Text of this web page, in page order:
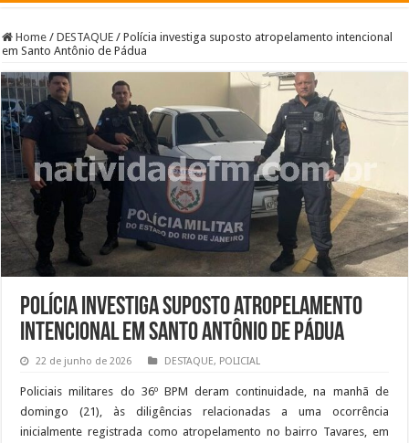
Home / DESTAQUE / Polícia investiga suposto atropelamento intencional
em Santo Antônio de Pádua
Polícia investiga suposto atropelamento
intencional em Santo Antônio de Pádua
22 de junho de 2026 DESTAQUE, POLICIAL
Policiais militares do 36º BPM deram continuidade, na manhã de
domingo (21), às diligências relacionadas a uma ocorrência
inicialmente registrada como atropelamento no bairro Tavares, em